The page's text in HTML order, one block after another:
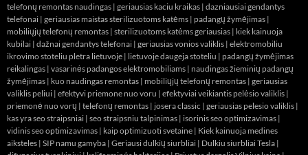
telefonų remontas naudingas | geriausias kaciu kraikas | dazniausiai gendantys
telefonai | geriausias maistas sterilizuotoms katėms | padangų žymėjimas |
mobiliųjų telefonų remontas | sterilizuotoms katėms geriausias | kiek kainuoja
kubilai | dažnai gendantys telefonai | geriausias vonios valiklis | elektromobiliu
ikrovimo stoteliu pletra lietuvoje | lietuvoje daugeja stoteliu | padangų žymėjimas
reikalingas | vasarinės padangos elektromobiliams | naudingas žieminių padangų
žymėjimas | kuo naudingas remontas | mobiliųjų telefonų remontas | geriausias
valiklis peliui | efektyvi priemone nuo voru | efektyviai veikiantis pelėsio valiklis |
priemonė nuo vorų | telefonų remontas | josera classic | geriausias pelesio valiklis |
kas yra seo straipsniai | seo straipsniu talpinimas | isorinis seo optimizavimas |
vidinis seo optimizavimas | kaip optimizuoti svetaine | Kiek kainuoja medines
aiksteles | SIP namu gamyba | Geriausi dulkių siurbliai | Dulkiu siurbliai Tesla |